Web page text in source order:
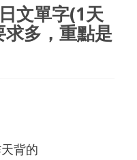
文單字(1天
多，重點是
背的